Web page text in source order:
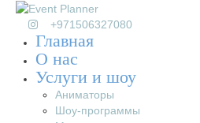
+971506327080
Главная
О нас
Услуги и шоу
Аниматоры
Шоу-программы